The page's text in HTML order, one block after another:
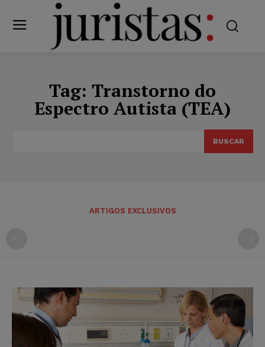
Tag: Transtorno do
Espectro Autista (TEA)
BUSCAR
ARTIGOS EXCLUSIVOS